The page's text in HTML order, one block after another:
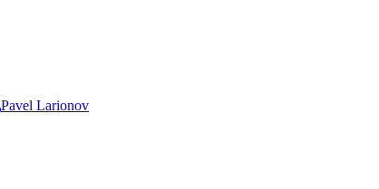
Pavel Larionov